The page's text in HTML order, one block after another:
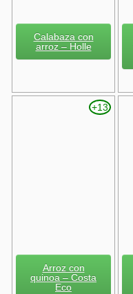
Calabaza con
arroz – Holle
+13
Arroz con
quinoa – Costa
Eco